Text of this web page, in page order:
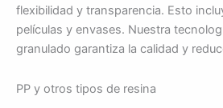
flexibilidad y transparencia. Esto
películas y envases. Nuestra
granulado garantiza la calidad y
PP y otros tipos de resina